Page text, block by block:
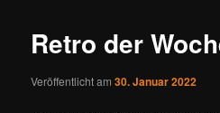
a
s
Retro der
Veröffentlicht am30. Januar 2022